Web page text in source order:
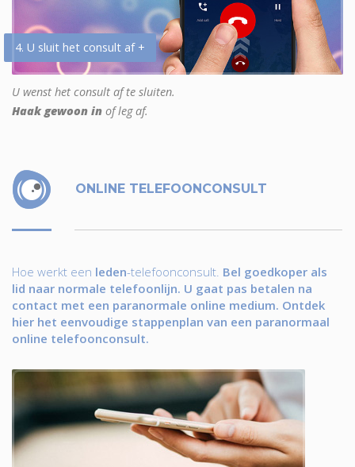
4. U sluit het consult af +
U wenst het consult af te sluiten.
Haak gewoon in of leg af.
ONLINE TELEFOONCONSULT
Hoe werkt een leden-telefoonconsult. Bel goedkoper als
lid naar normale telefoonlijn. U gaat pas betalen na
contact met een paranormale online medium. Ontdek
hier het eenvoudige stappenplan van een paranormaal
online telefoonconsult.